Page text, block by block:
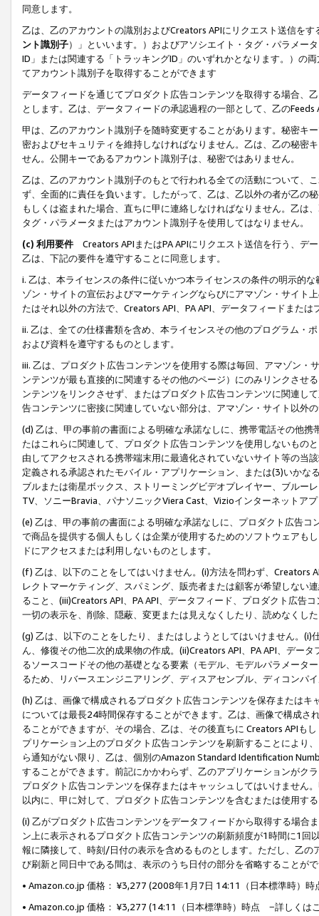
同意します。
乙は、乙のアカウントの識別およびCreators APIにリクエスト送信を
ント識別子）」といいます。）およびアソシエイト・タグ・パラメー
ID」または関連する「トラッキングID」のいずれかとなります。）の
てアカウント識別子を取得することができます
データフィードを通じてプロダクト広告コンテンツを取得する場合、
とします。乙は、データフィードの承認過程の一部として、乙の
甲は、乙のアカウント識別子を随時変更することがあります。秘密キ
密およびセキュリティを維持しなければなりません。乙は、乙の秘密
せん。公開キーであるアカウント識別子は、秘密ではありません。
乙は、乙のアカウント識別子のもとで行われる全ての活動について、
ず、全面的に責任を負います。したがって、乙は、乙以外の者が乙の
もしくは盗まれた場合、直ちに甲に連絡しなければなりません。乙は
タグ・パラメータまたはアカウント識別子を使用してはなりません。
(c) 利用要件 Creators APIまたはPA APIにリクエスト送信を行う、デ
乙は、下記の要件を遵守することに同意します。
i. 乙は、本ライセンスの条件に従いかつ本ライセンスの条件の明示的
ゾン・サイトの宣伝およびマーケティングならびにアマゾン・サイト
たはそれ以外の方法で、Creators API、PA API、データフィードまた
ii. 乙は、全ての仕様書類を含め、本ライセンスその他のプログラム・
および資料を遵守するものとします。
iii. 乙は、プロダクト広告コンテンツを使用する際は毎回、アマゾン
ンテンツが最も直接的に関連するその他のページ）にのみリンクさせ
ンテンツをリンクさせず、またはプロダクト広告コンテンツに関連し
告コンテンツに密接に関連していない部分は、アマゾン・サイト以外
(d) 乙は、甲の事前の書面による明確な承諾なしに、携帯電話その他
たはこれらに関連して、プロダクト広告コンテンツを使用しないもの
由してアクセスされる携帯端末用に最適化されていないサイト等の当
定義される承認されたモバイル・アプリケーション、または(3)いか
ブルまたは衛星ボックス、ストリーミングビデオプレイヤー、ブルー
TV、ソニーBravia、パナソニックViera Cast、Vizioインターネットア
(e) 乙は、甲の事前の書面による明確な承諾なしに、プロダクト広告
で商品を提供する個人もしくは企業が使用するためのソフトウェアも
ドにアクセスまたは利用しないものとします。
(f) 乙は、以下のことをしてはいけません。(i)方法を問わず、Creators
レクトマーケティング、スパミング、販売者または顧客が希望しない
ること、(iii)Creators API、PA API、データフィード、プロダクト広告
一切の表示を、削除、隠蔽、変更または見えなくしたり、読めなくし
(g) 乙は、以下のことをしたり、またはしようとしてはいけません。
ん、修復その他二次的成果物の作成。(ii)Creators API、PA API、デー
るソースコードその他の基礎となる要素（モデル、モデルパラメータ
るため、リバースエンジニアリング、ディスアセンブル、ディコンパ
(h) 乙は、画像で構成されるプロダクト広告コンテンツを保存または
については最長24時間保存することができます。乙は、画像で構成
ることができますが、その場合、乙は、その後直ちに Creators APIも
プリケーション上のプロダクト広告コンテンツを刷新することにより
ら通知がない限り、乙は、個別のAmazon Standard Identification
することができます。前記にかかわらず、乙のアプリケーションがク
プロダクト広告コンテンツを保存またはキャッシュしてはいけません
以内に、甲に対して、プロダクト広告コンテンツを含むまたは使用す
(i) 乙がプロダクト広告コンテンツをデータフィードから取得する場合
ン上に表示されるプロダクト広告コンテンツの刷新頻度が1時間に1
報に隣接して、時刻/日付の表示を含めるものとします。ただし、乙
び刷新と同日中である間は、表示のうち日付の部分を省略することが
• Amazon.co.jp 価格： ¥3,277 (2008年1月7日 14:11（日本標準時）
• Amazon.co.jp 価格： ¥3,277 (14:11（日本標準時）時点 −詳しくは